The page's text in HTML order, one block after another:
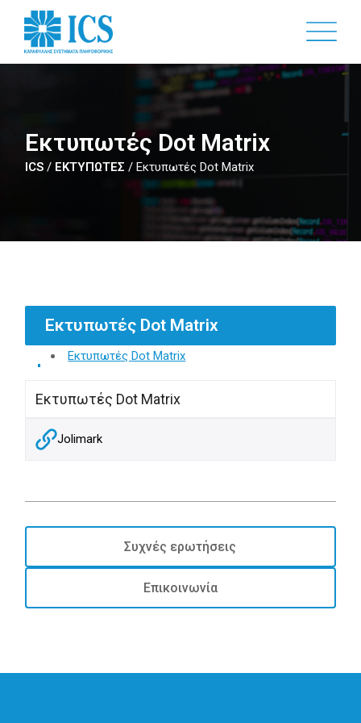
Skip
main
Εκτυπωτές Dot Matrix
ICS / ΕΚΤΥΠΩΤΕΣ /Εκτυπωτές Dot Matrix
Εκτυπωτές Dot Matrix
Εκτυπωτές Dot Matrix
Εκτυπωτές Dot Matrix
Jolimark
Συχνές ερωτήσεις
Επικοινωνία